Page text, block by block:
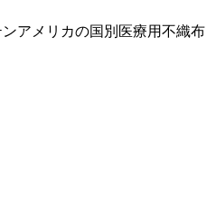
アメリカの国別医療用不織布